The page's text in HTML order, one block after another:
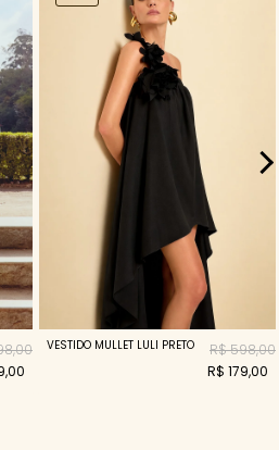
VESTIDO MULLET LULI PRETO
R$ 598,00
R$ 179,00